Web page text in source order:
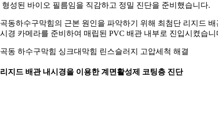
형성된 바이오 필름임을 직감하고 정밀 진단을 준비했습니다.
동하수구막힘의 근본 원인을 파악하기 위해 최첨단 리지드 배
경 카메라를 준비하여 매립된 PVC 배관 내부로 진입시켰습니
동 하수구막힘 싱크대막힘 린스슬러지 고압세척 해결
지드 배관 내시경을 이용한 계면활성제 코팅층 진단